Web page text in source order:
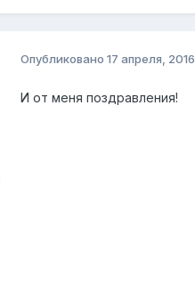
Опубликовано 17 апреля, 2016
И от меня поздравления!